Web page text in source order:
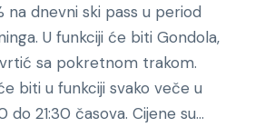
na dnevni ski pass u period
U funkciji će biti Gondola,
sa pokretnom trakom.
biti u funkciji svako veče u
do 21:30 časova. Cijene su...